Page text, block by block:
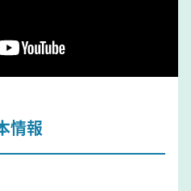
情報